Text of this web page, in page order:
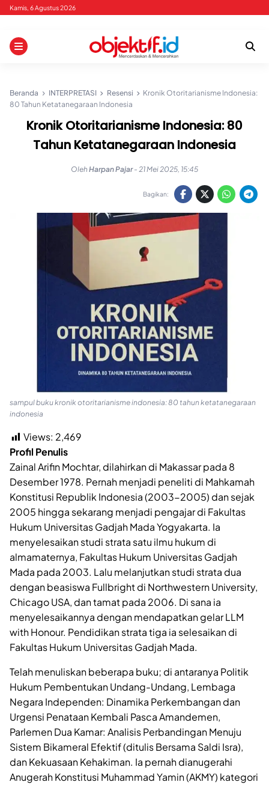
Skip
content
Kamis, 6 Agustus 2026
Beranda INTERPRETASI Resensi
Kronik Otoritarianisme Indonesia:
80 Tahun Ketatanegaraan Indonesia
Kronik Otoritarianisme Indonesia: 80
Tahun Ketatanegaraan Indonesia
OlehHarpan Pajar - 21 Mei 2025, 15:45
Bagikan:
sampul buku kronik otoritarianisme indonesia: 80 tahun ketatanegaraan
indonesia
Views: 2,469
Profil Penulis
Zainal Arifin Mochtar, dilahirkan di Makassar pada 8
Desember 1978. Pernah menjadi peneliti di Mahkamah
Konstitusi Republik Indonesia (2003-2005) dan sejak
2005 hingga sekarang menjadi pengajar di Fakultas
Hukum Universitas Gadjah Mada Yogyakarta. Ia
menyelesaikan studi strata satu ilmu hukum di
almamaternya, Fakultas Hukum Universitas Gadjah
Mada pada 2003. Lalu melanjutkan studi strata dua
dengan beasiswa Fullbright di Northwestern University,
Chicago USA, dan tamat pada 2006. Di sana ia
menyelesaikannya dengan mendapatkan gelar LLM
with Honour. Pendidikan strata tiga ia selesaikan di
Fakultas Hukum Universitas Gadjah Mada.
Telah menuliskan beberapa buku; di antaranya Politik
Hukum Pembentukan Undang-Undang, Lembaga
Negara Independen: Dinamika Perkembangan dan
Urgensi Penataan Kembali Pasca Amandemen,
Parlemen Dua Kamar: Analisis Perbandingan Menuju
Sistem Bikameral Efektif (ditulis Bersama Saldi Isra),
dan Kekuasaan Kehakiman. Ia pernah dianugerahi
Anugerah Konstitusi Muhammad Yamin (AKMY) kategori